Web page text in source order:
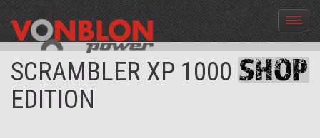
Menü
aus-
und
SCRAMBLER XP 1000 SNOW
EDITION